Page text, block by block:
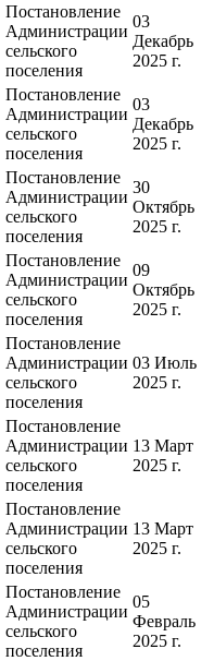
Постановление
Администрации
сельского
поселения
03
Декабрь
2025 г.
Постановление
Администрации
сельского
поселения
03
Декабрь
2025 г.
Постановление
Администрации
сельского
поселения
30
Октябрь
2025 г.
Постановление
Администрации
сельского
поселения
09
Октябрь
2025 г.
Постановление
Администрации
сельского
поселения
03 Июль
2025 г.
Постановление
Администрации
сельского
поселения
13 Март
2025 г.
Постановление
Администрации
сельского
поселения
13 Март
2025 г.
Постановление
Администрации
сельского
поселения
05
Февраль
2025 г.